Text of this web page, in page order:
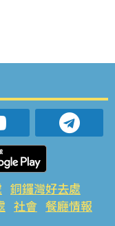
銅鑼灣好去處
社會 餐廳情報